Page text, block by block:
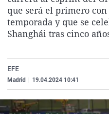
que será el primero
temporada y que se
Shanghái tras cinco
EFE
Madrid 19.04.2024 10:41